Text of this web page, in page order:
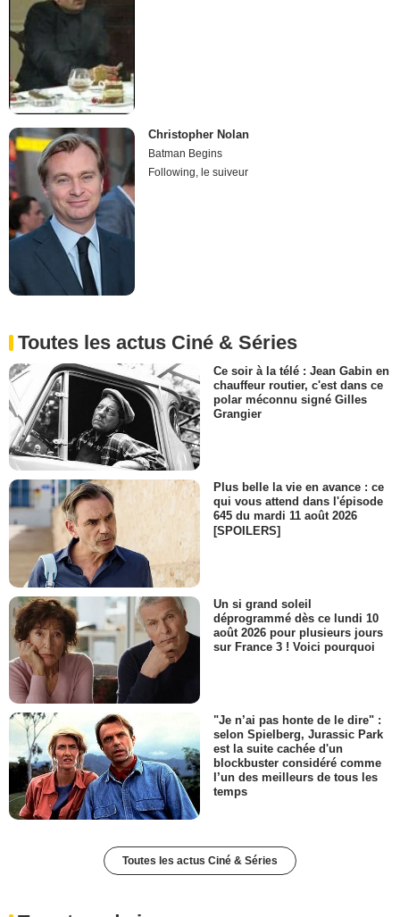
Christopher Nolan
Batman Begins
Following, le suiveur
Toutes les actus Ciné & Séries
Ce soir à la télé : Jean Gabin en
chauffeur routier, c'est dans ce
polar méconnu signé Gilles
Grangier
Plus belle la vie en avance : ce
qui vous attend dans l'épisode
645 du mardi 11 août 2026
[SPOILERS]
Un si grand soleil
déprogrammé dès ce lundi 10
août 2026 pour plusieurs jours
sur France 3 ! Voici pourquoi
"Je n’ai pas honte de le dire" :
selon Spielberg, Jurassic Park
est la suite cachée d'un
blockbuster considéré comme
l’un des meilleurs de tous les
temps
Toutes les actus Ciné & Séries